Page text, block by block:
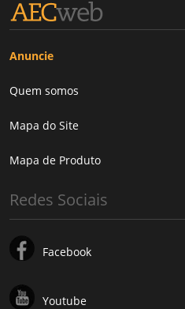
Anuncie
Quem somos
Mapa do Site
Mapa de Produto
Redes Sociais
Facebook
Youtube